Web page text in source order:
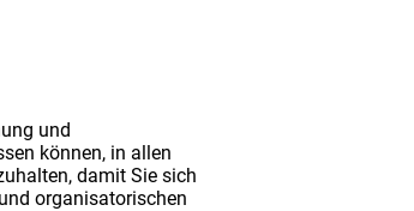
und
können, in allen
damit Sie sich
organisatorischen